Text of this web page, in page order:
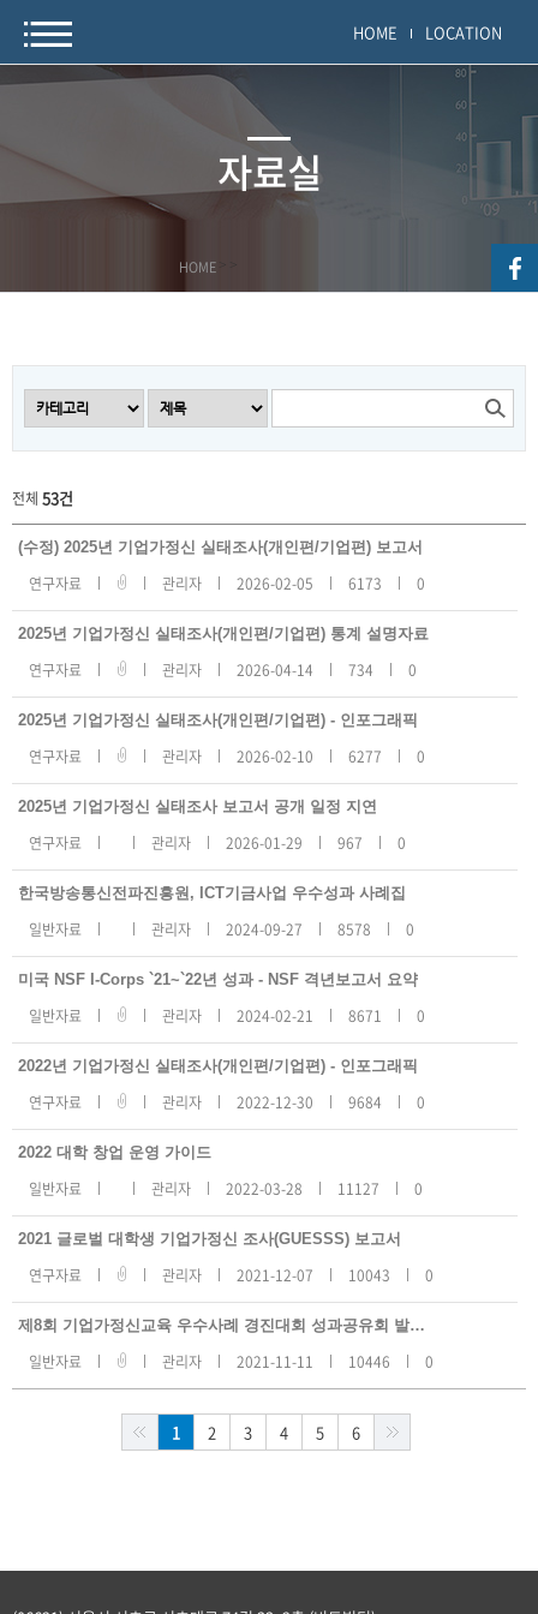
HOME LOCATION
자료실
HOME > >
전체 53건
공
지
사
스
트
번
등
록
수
(수정) 2025년 기업가정신 실태조사(개인편/기업편) 보고서
연구자료 관리자 2026-02-05 6173 0
2025년 기업가정신 실태조사(개인편/기업편) 통계 설명자료
연구자료 관리자 2026-04-14 734 0
2025년 기업가정신 실태조사(개인편/기업편) - 인포그래픽
연구자료 관리자 2026-02-10 6277 0
2025년 기업가정신 실태조사 보고서 공개 일정 지연
연구자료 관리자 2026-01-29 967 0
한국방송통신전파진흥원, ICT기금사업 우수성과 사례집
일반자료 관리자 2024-09-27 8578 0
미국 NSF I-Corps `21~`22년 성과 - NSF 격년보고서 요약
일반자료 관리자 2024-02-21 8671 0
2022년 기업가정신 실태조사(개인편/기업편) - 인포그래픽
연구자료 관리자 2022-12-30 9684 0
2022 대학 창업 운영 가이드
일반자료 관리자 2022-03-28 11127 0
2021 글로벌 대학생 기업가정신 조사(GUESSS) 보고서
연구자료 관리자 2021-12-07 10043 0
제8회 기업가정신교육 우수사례 경진대회 성과공유회 발표 자료집
일반자료 관리자 2021-11-11 10446 0
1 2 3 4 5 6